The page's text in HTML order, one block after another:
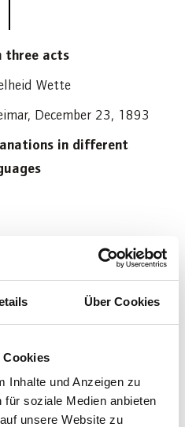
Über Cookies
Cookies
Inhalte und Anzeigen zu
soziale Medien anbieten
unsere Website zu
three acts
Wette
December 23, 1893
in different
after the second